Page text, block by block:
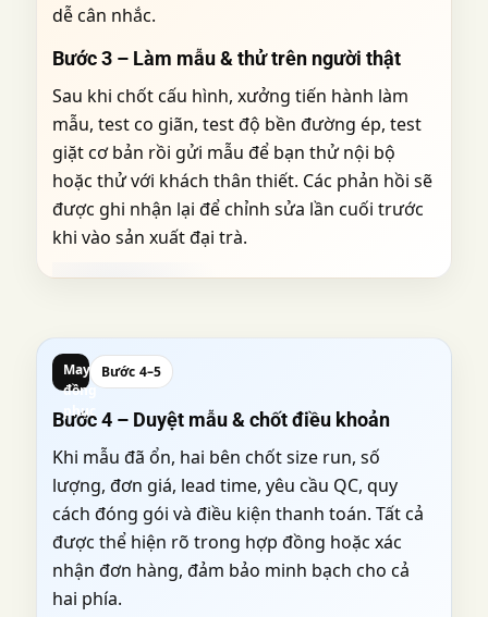
dễ cân nhắc.
Bước 3 – Làm mẫu & thử trên người thật
Sau khi chốt cấu hình, xưởng tiến hành làm
mẫu, test co giãn, test độ bền đường ép, test
giặt cơ bản rồi gửi mẫu để bạn thử nội bộ
hoặc thử với khách thân thiết. Các phản hồi sẽ
được ghi nhận lại để chỉnh sửa lần cuối trước
khi vào sản xuất đại trà.
May
đồng
phục
Bước 4–5
Bước 4 – Duyệt mẫu & chốt điều khoản
Khi mẫu đã ổn, hai bên chốt size run, số
lượng, đơn giá, lead time, yêu cầu QC, quy
cách đóng gói và điều kiện thanh toán. Tất cả
được thể hiện rõ trong hợp đồng hoặc xác
nhận đơn hàng, đảm bảo minh bạch cho cả
hai phía.